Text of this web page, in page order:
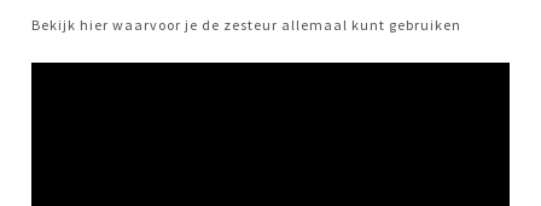
Bekijk hier waarvoor je de zesteur allemaal kunt gebruiken